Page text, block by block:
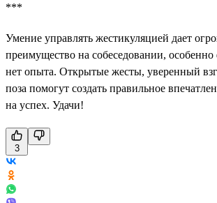
***
Умение управлять жестикуляцией дает
преимущество на собеседовании, особенно
нет опыта. Открытые жесты, уверенный
поза помогут создать правильное
на успех. Удачи!
3